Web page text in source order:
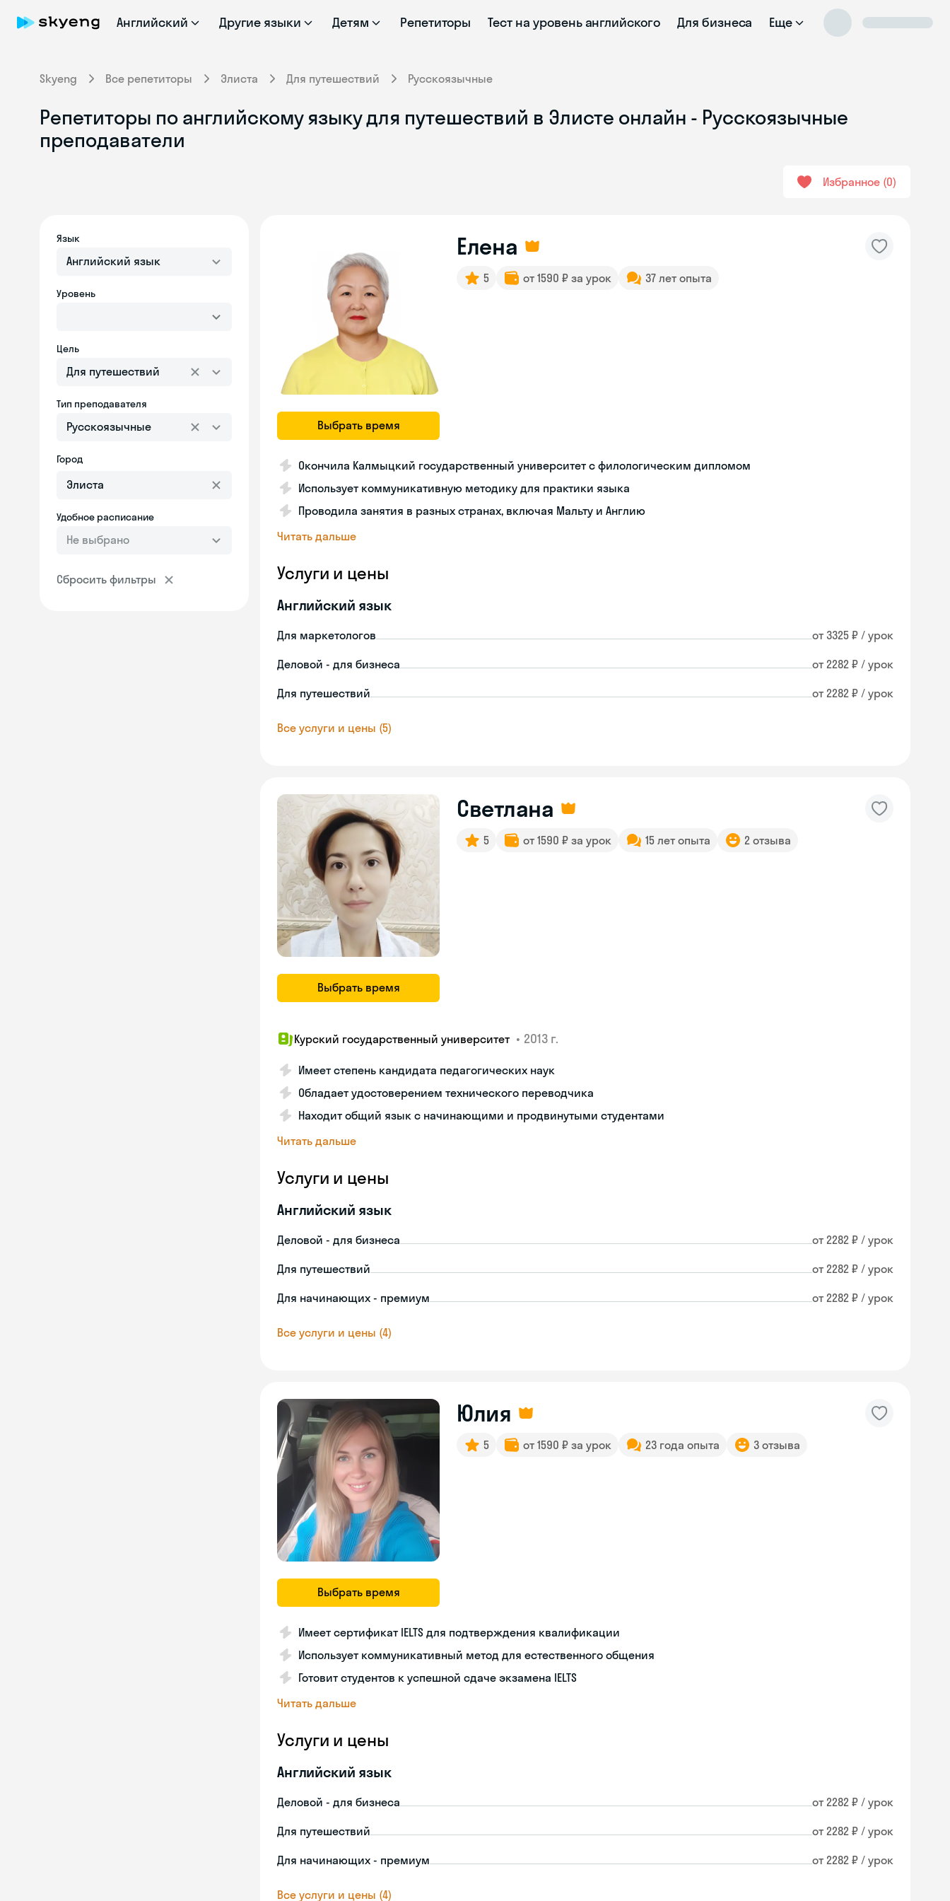
Английский Другие языки Детям Репетиторы Тест на уровень английского Для бизнеса Еще
Skyeng Все репетиторы Элиста Для путешествий Русскоязычные
Репетиторы по английскому языку для путешествий в Элисте онлайн - Русскоязычные
преподаватели
Избранное 0
Язык
Английский язык
Уровень
Цель
Для путешествий
Тип преподавателя
Русскоязычные
Город
Удобное расписание
Не выбрано
Сбросить фильтры
Выбрать время
Елена
5 от 1590 ₽ за урок 37 лет опыта
Окончила Калмыцкий государственный университет с филологическим дипломом
Использует коммуникативную методику для практики языка
Проводила занятия в разных странах, включая Мальту и Англию
Читать дальше
Услуги и цены
Английский язык
Для маркетологов от 3325 ₽ / урок
Деловой - для бизнеса от 2282 ₽ / урок
Для путешествий от 2282 ₽ / урок
Все услуги и цены (5)
Выбрать время
Светлана
5 от 1590 ₽ за урок 15 лет опыта 2 отзыва
Курский государственный университет • 2013 г.
Имеет степень кандидата педагогических наук
Обладает удостоверением технического переводчика
Находит общий язык с начинающими и продвинутыми студентами
Читать дальше
Услуги и цены
Английский язык
Деловой - для бизнеса от 2282 ₽ / урок
Для путешествий от 2282 ₽ / урок
Для начинающих - премиум от 2282 ₽ / урок
Все услуги и цены (4)
Выбрать время
Юлия
5 от 1590 ₽ за урок 23 года опыта 3 отзыва
Имеет сертификат IELTS для подтверждения квалификации
Использует коммуникативный метод для естественного общения
Готовит студентов к успешной сдаче экзамена IELTS
Читать дальше
Услуги и цены
Английский язык
Деловой - для бизнеса от 2282 ₽ / урок
Для путешествий от 2282 ₽ / урок
Для начинающих - премиум от 2282 ₽ / урок
Все услуги и цены (4)